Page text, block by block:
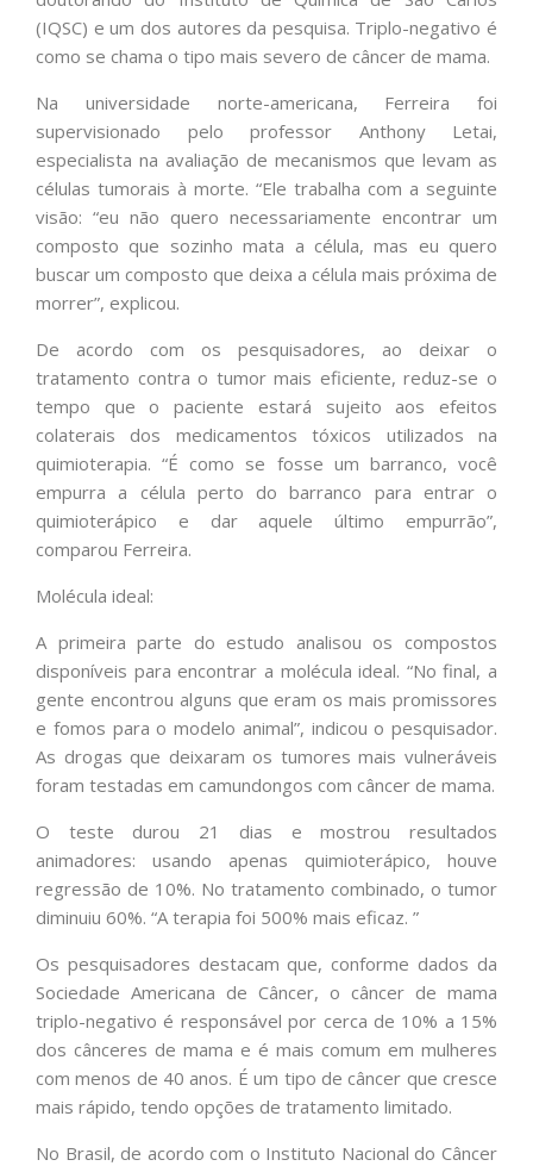
(IQSC) e um dos autores da pesquisa. Triplo-negativo é
como se chama o tipo mais severo de câncer de mama.
Na universidade norte-americana, Ferreira foi
supervisionado pelo professor Anthony Letai,
especialista na avaliação de mecanismos que levam as
células tumorais à morte. “Ele trabalha com a seguinte
visão: “eu não quero necessariamente encontrar um
composto que sozinho mata a célula, mas eu quero
buscar um composto que deixa a célula mais próxima de
morrer”, explicou.
De acordo com os pesquisadores, ao deixar o
tratamento contra o tumor mais eficiente, reduz-se o
tempo que o paciente estará sujeito aos efeitos
colaterais dos medicamentos tóxicos utilizados na
quimioterapia. “É como se fosse um barranco, você
empurra a célula perto do barranco para entrar o
quimioterápico e dar aquele último empurrão”,
comparou Ferreira.
Molécula ideal:
A primeira parte do estudo analisou os compostos
disponíveis para encontrar a molécula ideal. “No final, a
gente encontrou alguns que eram os mais promissores
e fomos para o modelo animal”, indicou o pesquisador.
As drogas que deixaram os tumores mais vulneráveis
foram testadas em camundongos com câncer de mama.
O teste durou 21 dias e mostrou resultados
animadores: usando apenas quimioterápico, houve
regressão de 10%. No tratamento combinado, o tumor
diminuiu 60%. “A terapia foi 500% mais eficaz. ”
Os pesquisadores destacam que, conforme dados da
Sociedade Americana de Câncer, o câncer de mama
triplo-negativo é responsável por cerca de 10% a 15%
dos cânceres de mama e é mais comum em mulheres
com menos de 40 anos. É um tipo de câncer que cresce
mais rápido, tendo opções de tratamento limitado.
No Brasil, de acordo com o Instituto Nacional do Câncer